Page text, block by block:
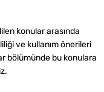
konular arasında
ve kullanım önerileri
bölümünde bu konulara